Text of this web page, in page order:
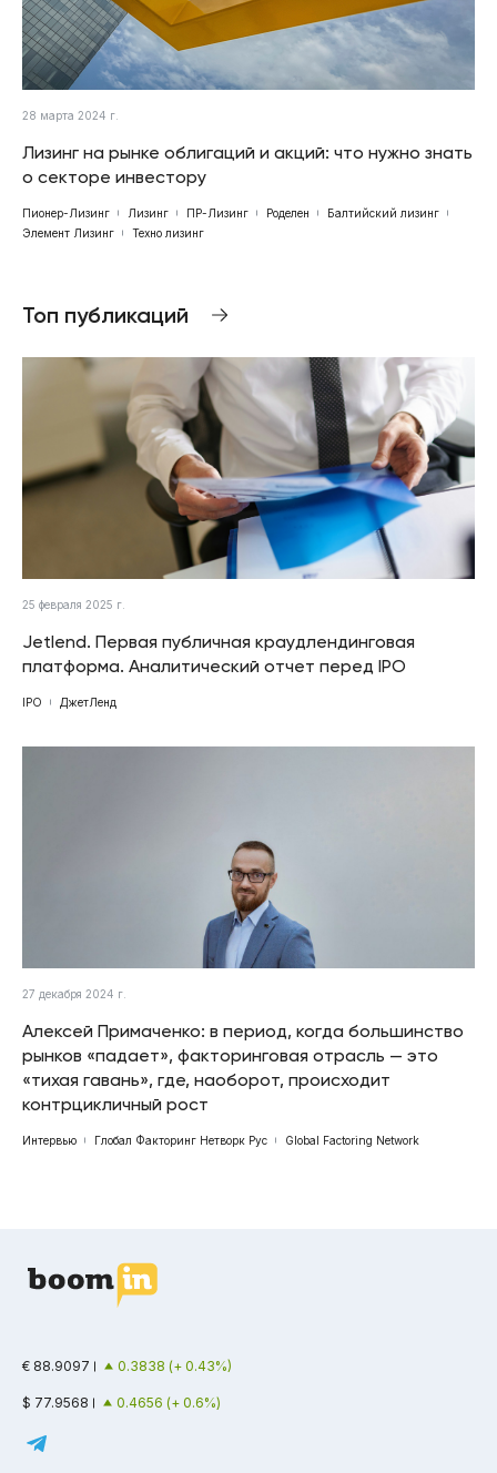
28 марта 2024 г.
Лизинг на рынке облигаций и акций: что нужно знать
о секторе инвестору
Пионер-Лизинг Лизинг ПР-Лизинг Роделен
Балтийский лизинг
Элемент Лизинг
Техно лизинг
Топ публикаций
25 февраля 2025 г.
Jetlend. Первая публичная краудлендинговая
платформа. Аналитический отчет перед IPO
IPO ДжетЛенд
27 декабря 2024 г.
Алексей Примаченко: в период, когда большинство
рынков «падает», факторинговая отрасль — это
«тихая гавань», где, наоборот, происходит
контрцикличный рост
Интервью Глобал Факторинг Нетворк Рус Global Factoring Network
€ 88.9097 0.3838 (+ 0.43%)
$ 77.9568 0.4656 (+ 0.6%)